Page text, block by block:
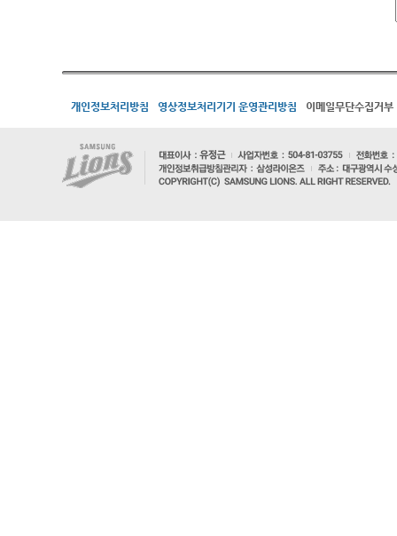
개인정보처리방침 영상정보처리기기 운영관리방침 이메일무단수집거부